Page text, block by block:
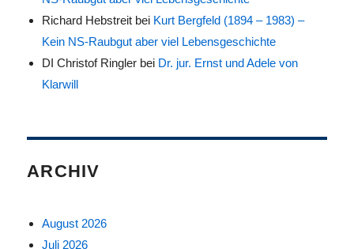
Richard Hebstreit bei Kurt Bergfeld (1894 – 1983) –
Kein NS-Raubgut aber viel Lebensgeschichte
DI Christof Ringler bei Dr. jur. Ernst und Adele von
Klarwill
ARCHIV
August 2026
Juli 2026